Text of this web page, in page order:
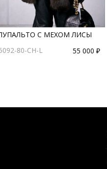
С МЕХОМ ЛИСЫ
80-CH-L
55 000 ₽